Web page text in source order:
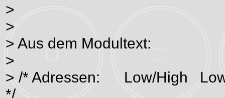
>
>
> Aus dem Modultext:
>
> /* Adressen: Low/High
*/